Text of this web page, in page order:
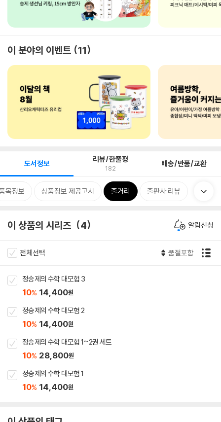
이 분야의 이벤트 11
도서정보 리뷰/한줄평
182 배송/반품/교환
목정보 상품정보 제공고시 줄거리 출판사 리뷰
이 상품의 시리즈 4 알림신청
전체선택 품절포함
정승제의 수학 대모험 3
10% 14,400원
정승제의 수학 대모험 2
10% 14,400원
정승제의 수학 대모험 1~2권 세트
10% 28,800원
정승제의 수학 대모험 1
10% 14,400원